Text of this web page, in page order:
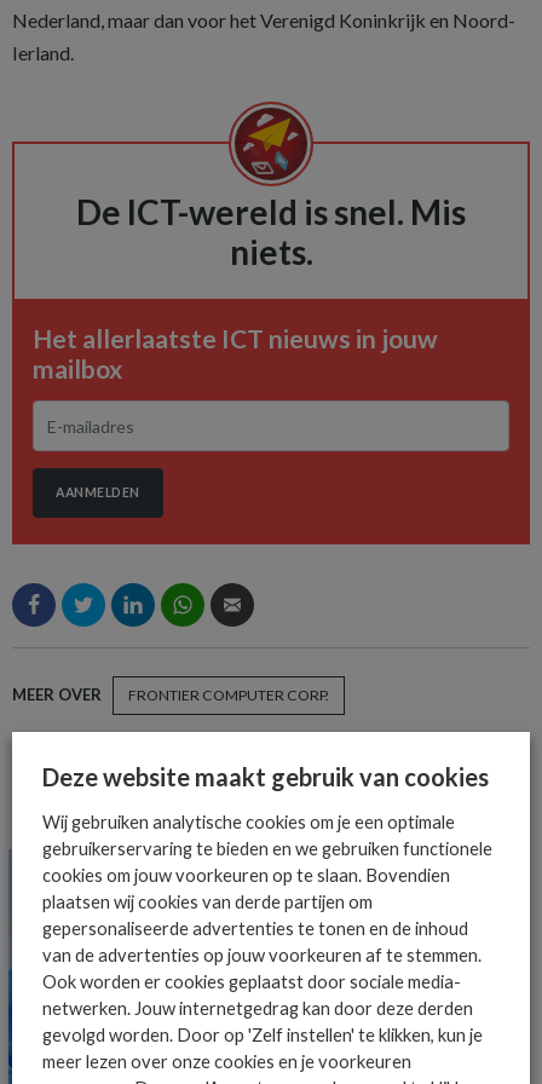
Nederland, maar dan voor het Verenigd Koninkrijk en Noord-
Ierland.
De ICT-wereld is snel. Mis
niets.
Het allerlaatste ICT nieuws in jouw
mailbox
AANMELDEN
MEER OVER FRONTIER COMPUTER CORP.
MEER ALGEMEEN IT NIEUWS NIEUWS
Deze website maakt gebruik van cookies
Wij gebruiken analytische cookies om je een optimale
gebruikerservaring te bieden en we gebruiken functionele
cookies om jouw voorkeuren op te slaan. Bovendien
plaatsen wij cookies van derde partijen om
gepersonaliseerde advertenties te tonen en de inhoud
van de advertenties op jouw voorkeuren af te stemmen.
Ook worden er cookies geplaatst door sociale media-
netwerken. Jouw internetgedrag kan door deze derden
gevolgd worden. Door op 'Zelf instellen' te klikken, kun je
meer lezen over onze cookies en je voorkeuren